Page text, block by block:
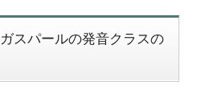
スパールの発音クラスの